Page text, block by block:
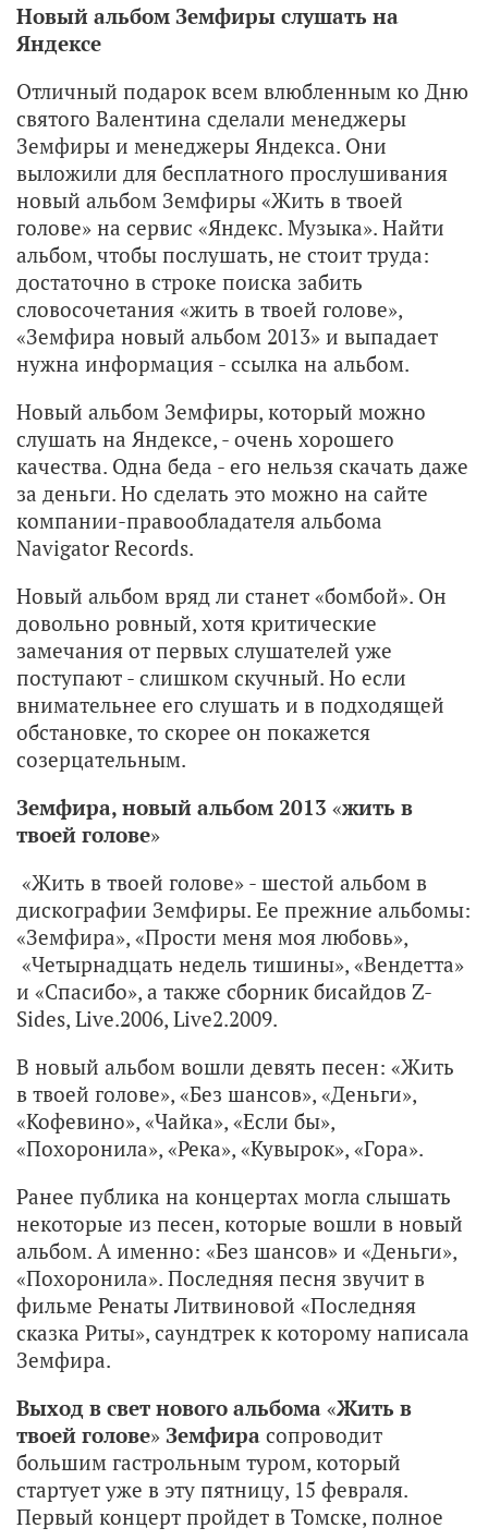
Новый альбом Земфиры слушать на
Яндексе
Отличный подарок всем влюбленным ко Дню
святого Валентина сделали менеджеры
Земфиры и менеджеры Яндекса. Они
выложили для бесплатного прослушивания
новый альбом Земфиры «Жить в твоей
голове» на сервис «Яндекс. Музыка». Найти
альбом, чтобы послушать, не стоит труда:
достаточно в строке поиска забить
словосочетания «жить в твоей голове»,
«Земфира новый альбом 2013» и выпадает
нужна информация - ссылка на альбом.
Новый альбом Земфиры, который можно
слушать на Яндексе, - очень хорошего
качества. Одна беда - его нельзя скачать даже
за деньги. Но сделать это можно на сайте
компании-правообладателя альбома
Navigator Records.
Новый альбом вряд ли станет «бомбой». Он
довольно ровный, хотя критические
замечания от первых слушателей уже
поступают - слишком скучный. Но если
внимательнее его слушать и в подходящей
обстановке, то скорее он покажется
созерцательным.
Земфира, новый альбом 2013 «жить в
твоей голове»
«Жить в твоей голове» - шестой альбом в
дискографии Земфиры. Ее прежние альбомы:
«Земфира», «Прости меня моя любовь»,
«Четырнадцать недель тишины», «Вендетта»
и «Спасибо», а также сборник бисайдов Z-
Sides, Live.2006, Live2.2009.
В новый альбом вошли девять песен: «Жить
в твоей голове», «Без шансов», «Деньги»,
«Кофевино», «Чайка», «Если бы»,
«Похоронила», «Река», «Кувырок», «Гора».
Ранее публика на концертах могла слышать
некоторые из песен, которые вошли в новый
альбом. А именно: «Без шансов» и «Деньги»,
«Похоронила». Последняя песня звучит в
фильме Ренаты Литвиновой «Последняя
сказка Риты», саундтрек к которому написала
Земфира.
Выход в свет нового альбома «Жить в
твоей голове» Земфира сопроводит
большим гастрольным туром, который
стартует уже в эту пятницу, 15 февраля.
Первый концерт пройдет в Томске, полное